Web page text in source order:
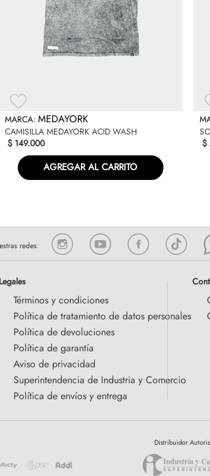
MEDAYORK
CAMISILLA MEDAYORK ACID WASH
$ 149.000
AGREGAR AL CARRITO
$
redes:
Legales
Términos y condiciones
Política de tratamiento de datos personales
Política de devoluciones
Política de garantía
Aviso de privacidad
Superintendencia de Industria y Comercio
Política de envíos y entrega
Distribuidor